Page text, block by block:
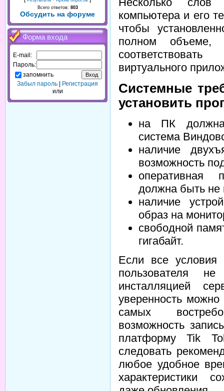
Всего ответов: 803
Обсудить на форуме
Форма входа
E-mail:
Пароль:
запомнить
Забыл пароль
Регистрация
или
компьютера и его
чтобы
полном объеме,
виртуального
Системные
установить
на ПК должна
система
наличие
возможность
оперативная
должна быть не
наличие
образ на
свободной
гигабайт.
Если все условия
пользователя
инсталляцией
уверенность
самых
возможность
платформу Tik
следовать
любое удобное
характеристики